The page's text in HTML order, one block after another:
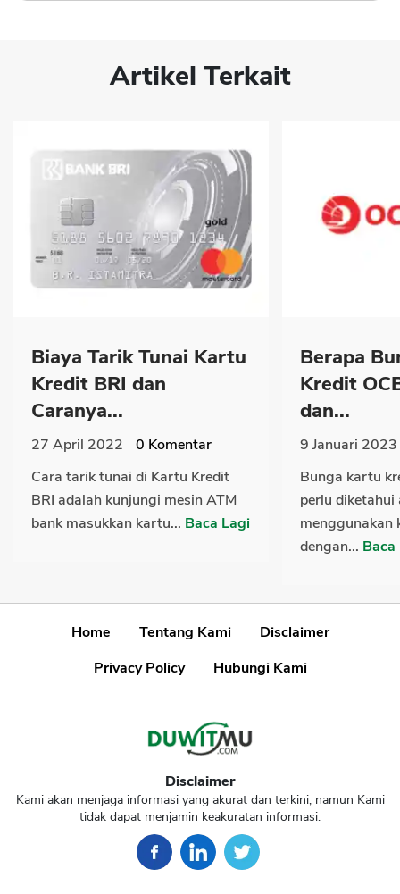
Artikel Terkait
Biaya Tarik Tunai Kartu
Kredit BRI dan
Caranya...
27 April 2022 0 Komentar
Cara tarik tunai di Kartu Kredit
BRI adalah kunjungi mesin ATM
bank masukkan kartu... Baca Lagi
Berapa
Kredit
dan...
9 Januari 2023
Bunga kartu
perlu diketahui
menggunakan
dengan...
Home Tentang Kami
Disclaimer
Privacy Policy
Hubungi Kami
Disclaimer
Kami akan menjaga informasi yang akurat dan terkini, namun Kami
tidak dapat menjamin keakuratan informasi.